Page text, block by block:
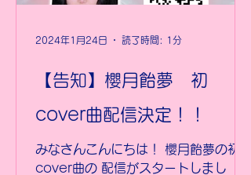
【告知】櫻月飴夢 初
cover曲配信決定！！
みなさんこんにちは！ 櫻月飴夢の初
cover曲の 配信がスタートしまし
2024年1月24日 読了時間: 1分